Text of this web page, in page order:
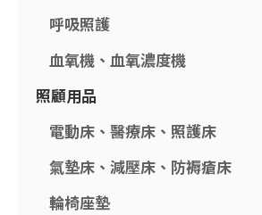
呼吸照護
血氧機、血氧濃度機
照顧用品
電動床、醫療床、照護床
氣墊床、減壓床、防褥瘡床
輪椅座墊